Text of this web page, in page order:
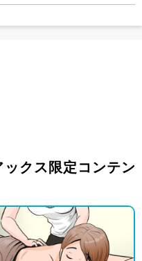
クス限定コンテン